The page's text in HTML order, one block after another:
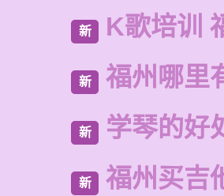
新 K歌培训
新 福州哪里
新 学琴的好
新 福州买吉